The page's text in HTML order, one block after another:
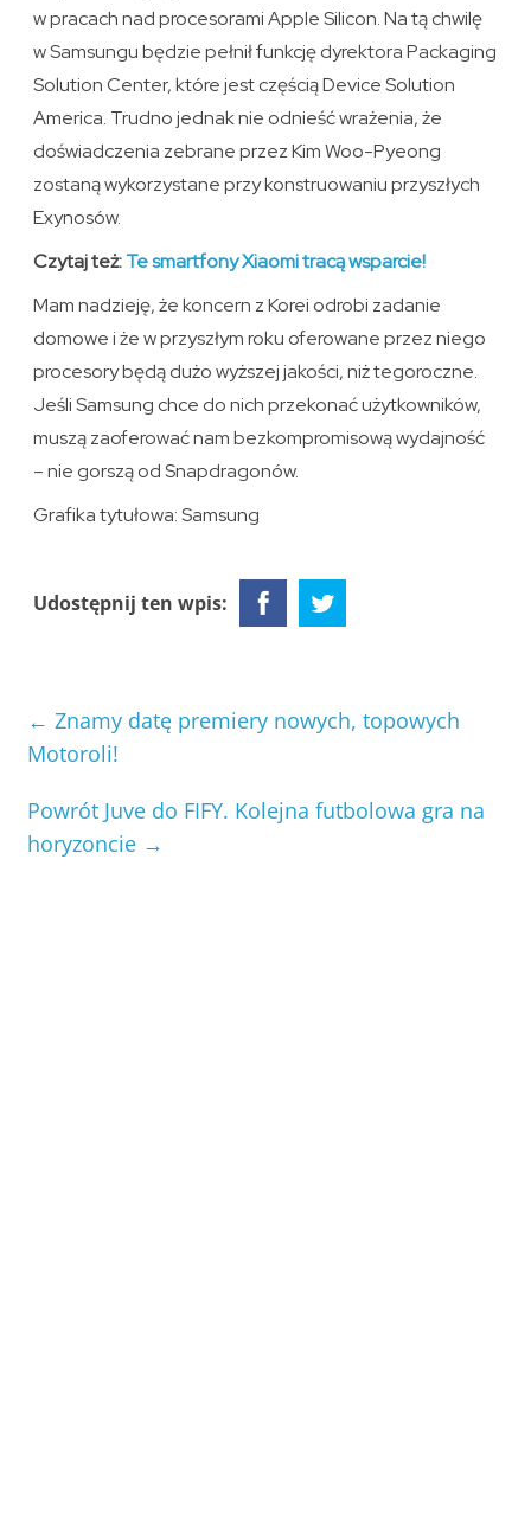
w pracach nad procesorami Apple Silicon. Na tą chwilę
w Samsungu będzie pełnił funkcję dyrektora Packaging
Solution Center, które jest częścią Device Solution
America. Trudno jednak nie odnieść wrażenia, że
doświadczenia zebrane przez Kim Woo-Pyeong
zostaną wykorzystane przy konstruowaniu przyszłych
Exynosów.
Czytaj też:Te smartfony Xiaomi tracą wsparcie!
Mam nadzieję, że koncern z Korei odrobi zadanie
domowe i że w przyszłym roku oferowane przez niego
procesory będą dużo wyższej jakości, niż tegoroczne.
Jeśli Samsung chce do nich przekonać użytkowników,
muszą zaoferować nam bezkompromisową wydajność
– nie gorszą od Snapdragonów.
Grafika tytułowa: Samsung
Udostępnij ten wpis:
← Znamy datę premiery nowych, topowych
Motoroli!
Powrót Juve do FIFY. Kolejna futbolowa gra na
horyzoncie →